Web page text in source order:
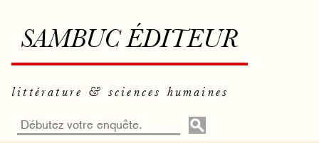
SAMBUC ÉDITEUR
littérature & sciences humaines